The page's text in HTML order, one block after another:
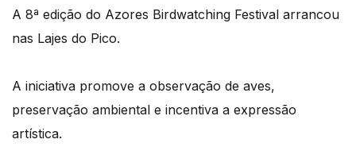
A 8ª edição do Azores Birdwatching Festival arrancou
nas Lajes do Pico.
A iniciativa promove a observação de aves,
preservação ambiental e incentiva a expressão
artística.